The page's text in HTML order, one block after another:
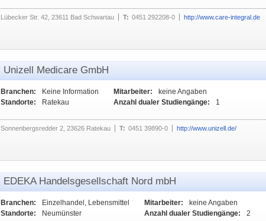
Lübecker Str. 42, 23611 Bad Schwartau T: 0451 292208-0 http://www.care-integral.de
Unizell Medicare GmbH
Branchen:
Keine Information
Standorte:
Ratekau
Mitarbeiter:
keine Angaben
Anzahl dualer Studiengänge:
1
Sonnenbergsredder 2, 23626 Ratekau T: 0451 39890-0 http://www.unizell.de/
EDEKA Handelsgesellschaft Nord mbH
Branchen:
Einzelhandel, Lebensmittel
Standorte:
Neumünster
Mitarbeiter:
keine Angaben
Anzahl dualer Studiengänge:
2